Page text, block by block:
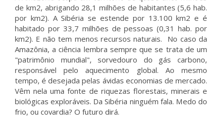
de km2, abrigando 28,1 milhões de habitantes (5,6 hab.
por km2). A Sibéria se estende por 13.100 km2 e é
habitado por 33,7 milhões de pessoas (0,31 hab. por
km2). E não tem menos recursos naturais. No caso da
Amazônia, a ciência lembra sempre que se trata de um
"patrimônio mundial", sorvedouro do gás carbono,
responsável pelo aquecimento global. Ao mesmo
tempo, é desejada pelas ávidas economias de mercado.
Vêm nela uma fonte de riquezas florestais, minerais e
biológicas exploráveis. Da Sibéria ninguém fala. Medo do
frio, ou covardia? O futuro dirá.